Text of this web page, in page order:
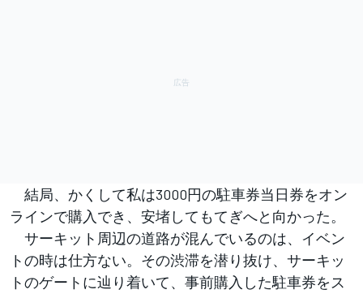
結局、かくして私は3000円の駐車券当日券をオン
ラインで購入でき、安堵してもてぎへと向かった。
サーキット周辺の道路が混んでいるのは、イベン
トの時は仕方ない。その渋滞を潜り抜け、サーキッ
トのゲートに辿り着いて、事前購入した駐車券をス